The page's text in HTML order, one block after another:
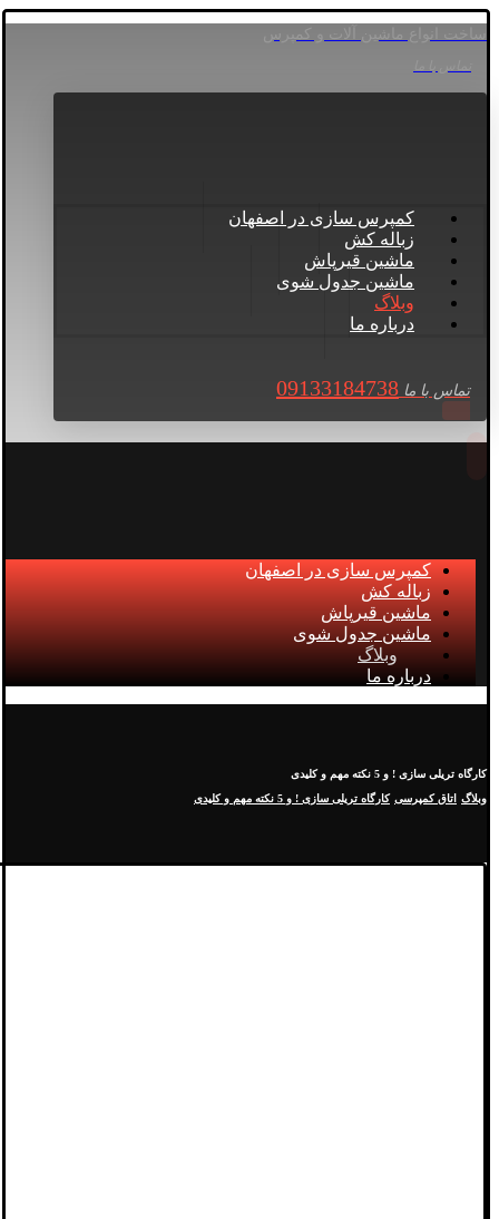
ساخت انواع ماشین آلات و کمپرس
کمپرس سازی در اصفهان
زباله کش
ماشین قیرپاش
ماشین جدول شوی
وبلاگ
درباره ما
تماس با ما 09133184738
کمپرس سازی در اصفهان
زباله کش
ماشین قیرپاش
ماشین جدول شوی
وبلاگ
درباره ما
کارگاه تریلی سازی ! و 5 نکته مهم و کلیدی
وبلاگ اتاق کمپرسی کارگاه تریلی سازی ! و 5 نکته مهم و کلیدی